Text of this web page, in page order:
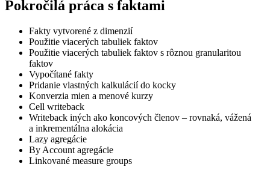
Pokročilá práca s faktami
Fakty vytvorené z dimenzií
Použitie viacerých tabuliek faktov
Použitie viacerých tabuliek faktov s rôznou granularitou
faktov
Vypočítané fakty
Pridanie vlastných kalkulácií do kocky
Konverzia mien a menové kurzy
Cell writeback
Writeback iných ako koncových členov – rovnaká, vážená
a inkrementálna alokácia
Lazy agregácie
By Account agregácie
Linkované measure groups